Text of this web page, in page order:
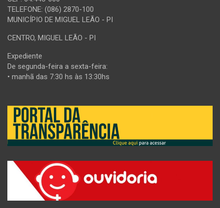
TELEFONE: (086) 2870-100
MUNICÍPIO DE MIGUEL LEÃO - PI
CENTRO, MIGUEL LEÃO - PI
Expediente
De segunda-feira a sexta-feira:
• manhã das 7:30 hs às 13:30hs